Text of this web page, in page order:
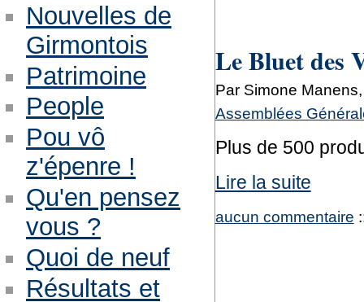
Le Bluet des
Par Simone
Assemblées
Plus de 500
Lire la suite
aucun commentaire
Nouvelles de
Girmontois
Patrimoine
People
Pou vô
z'épenre !
Qu'en pensez
vous ?
Quoi de neuf
Résultats et